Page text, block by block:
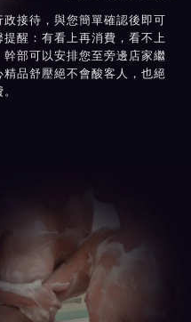
接待，與您簡單確認後即可
醒：有看上再消費，看不上
部可以安排您至旁邊店家繼
品舒壓絕不會酸客人，也絕